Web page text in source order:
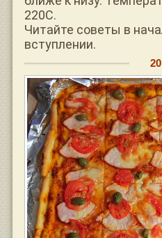
220С.
Читайте советы в
вступлении.